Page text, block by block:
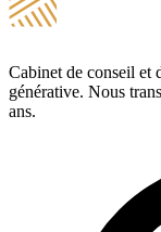
Cabinet de conseil et
générative. Nous
ans.